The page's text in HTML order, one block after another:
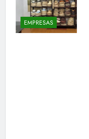
EMPRESAS